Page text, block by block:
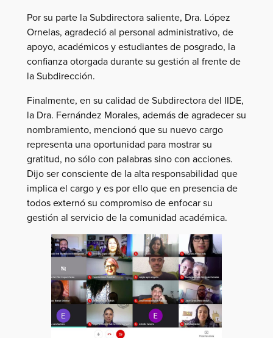
Por su parte la Subdirectora saliente, Dra. López
Ornelas, agradeció al personal administrativo, de
apoyo, académicos y estudiantes de posgrado, la
confianza otorgada durante su gestión al frente de
la Subdirección.
Finalmente, en su calidad de Subdirectora del IIDE,
la Dra. Fernández Morales, además de agradecer su
nombramiento, mencionó que su nuevo cargo
representa una oportunidad para mostrar su
gratitud, no sólo con palabras sino con acciones.
Dijo ser consciente de la alta responsabilidad que
implica el cargo y es por ello que en presencia de
todos externó su compromiso de enfocar su
gestión al servicio de la comunidad académica.